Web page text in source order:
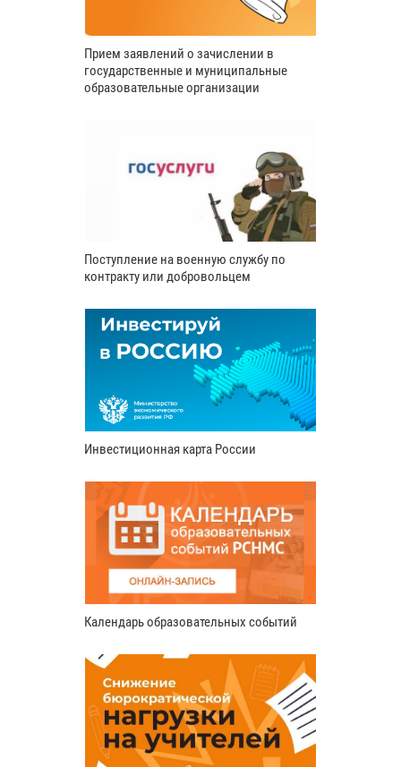
Прием заявлений о зачислении в
государственные и муниципальные
образовательные организации
Поступление на военную службу по
контракту или добровольцем
Инвестиционная карта России
Календарь образовательных событий